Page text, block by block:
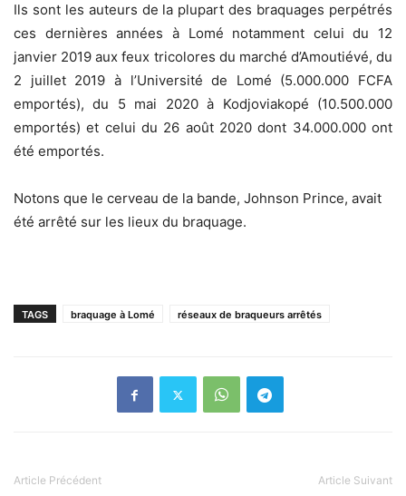
Ils sont les auteurs de la plupart des braquages perpétrés
ces dernières années à Lomé notamment celui du 12
janvier 2019 aux feux tricolores du marché d’Amoutiévé, du
2 juillet 2019 à l’Université de Lomé (5.000.000 FCFA
emportés), du 5 mai 2020 à Kodjoviakopé (10.500.000
emportés) et celui du 26 août 2020 dont 34.000.000 ont
été emportés.
Notons que le cerveau de la bande, Johnson Prince, avait
été arrêté sur les lieux du braquage.
TAGS braquage à Lomé réseaux de braqueurs arrêtés
Article Précédent Article Suivant